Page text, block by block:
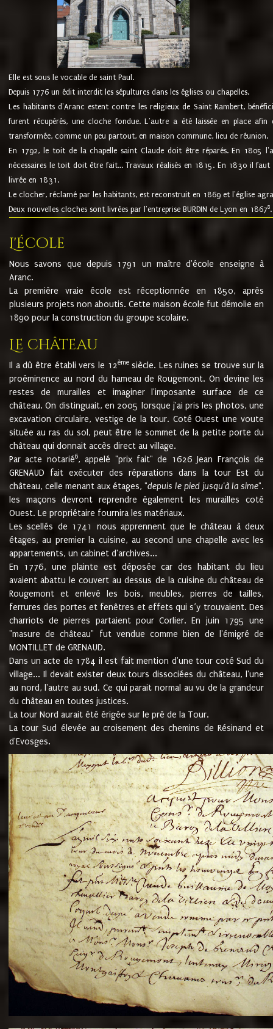
Elle est sous le vocable de saint Paul.
Depuis 1776 un édit interdit les sépultures dans les églises ou chapelles.
Les habitants d'Aranc estent contre les religieux de Saint Rambert,
furent récupérés, une cloche fondue. L'autre a été laissée en place
transformée, comme un peu partout, en maison commune, lieu de réunion.
En 1792, le toit de la chapelle saint Claude doit être réparés. En 1805
nécessaires le toit doit être fait... Travaux réalisés en 1815. En 1830 il
livrée en 1831.
Le clocher, réclamé par les habitants, est reconstruit en 1869 et l'église
Deux nouvelles cloches sont livrées par l'entreprise BURDIN de Lyon en 18678.
L'école
Nous savons que depuis 1791 un maître d'école enseigne à
Aranc.
La première vraie école est réceptionnée en 1850, après
plusieurs projets non aboutis. Cette maison école fut démolie en
1890 pour la construction du groupe scolaire.
Le château
Il a dû être établi vers le 12èmesiècle. Les ruines se trouve sur la
proéminence au nord du hameau de Rougemont. On devine les
restes de murailles et imaginer l'imposante surface de ce
château. On distinguait, en 2005 lorsque j'ai pris les photos, une
excavation circulaire, vestige de la tour. Coté Ouest une voute
située au ras du sol, peut être le sommet de la petite porte du
château qui donnait accès direct au village.
Par acte notarié6, appelé "prix fait" de 1626 Jean François de
GRENAUD fait exécuter des réparations dans la tour Est du
château, celle menant aux étages, "depuis le pied jusqu'à la sime".
les maçons devront reprendre également les murailles coté
Ouest. Le propriétaire fournira les matériaux.
Les scellés de 1741 nous apprennent que le château à deux
étages, au premier la cuisine, au second une chapelle avec les
appartements, un cabinet d'archives...
En 1776, une plainte est déposée car des habitant du lieu
avaient abattu le couvert au dessus de la cuisine du château de
Rougemont et enlevé les bois, meubles, pierres de tailles,
ferrures des portes et fenêtres et effets qui s’y trouvaient. Des
charriots de pierres partaient pour Corlier. En juin 1795 une
"masure de château" fut vendue comme bien de l'émigré de
MONTILLET de GRENAUD.
Dans un acte de 1784 il est fait mention d'une tour coté Sud du
village... Il devait exister deux tours dissociées du château, l'une
au nord, l'autre au sud. Ce qui parait normal au vu de la grandeur
du château en toutes justices.
La tour Nord aurait été érigée sur le pré de la Tour.
La tour Sud élevée au croisement des chemins de Résinand et
d'Evosges.